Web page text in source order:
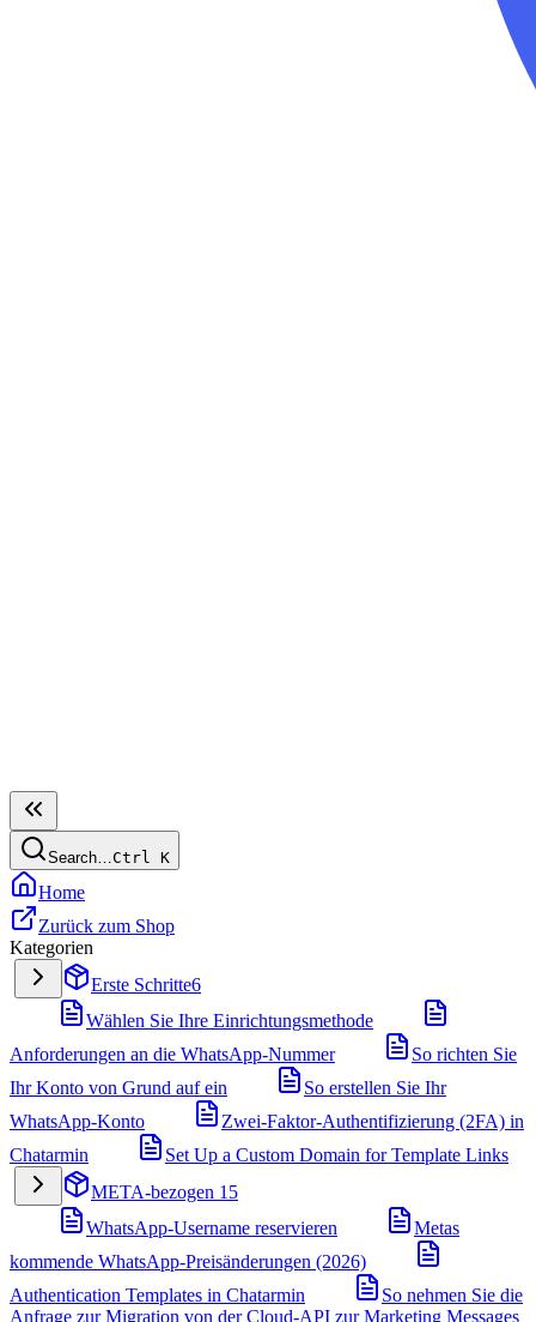
Search…Ctrl K
Home
Zurück zum Shop
Kategorien
Erste Schritte6
Wählen Sie Ihre Einrichtungsmethode
Anforderungen an die WhatsApp-Nummer
So richten Sie
Ihr Konto von Grund auf ein
So erstellen Sie Ihr
WhatsApp-Konto
Zwei-Faktor-Authentifizierung (2FA) in
Chatarmin
Set Up a Custom Domain for Template Links
META-bezogen 15
WhatsApp-Username reservieren
Metas
kommende WhatsApp-Preisänderungen (2026)
Authentication Templates in Chatarmin
So nehmen Sie die
Anfrage zur Migration von der Cloud-API zur Marketing Messages